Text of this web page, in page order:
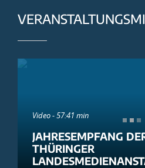
Video - 57:41 min
JAHRESEMPFANG
THÜRINGER